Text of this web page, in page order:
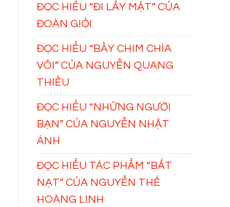
ĐỌC HIỂU “ĐI LẤY MẬT” CỦA
ĐOÀN GIỎI
ĐỌC HIỂU “BẦY CHIM CHÌA
VÔI” CỦA NGUYỄN QUANG
THIỀU
ĐỌC HIỂU “NHỮNG NGƯỜI
BẠN” CỦA NGUYỄN NHẬT
ÁNH
ĐỌC HIỂU TÁC PHẨM “BẮT
NẠT” CỦA NGUYỄN THẾ
HOÀNG LINH